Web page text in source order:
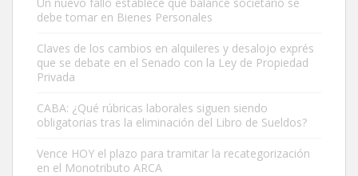
debe tomar en Bienes Personales
Claves de los cambios en alquileres y desalojo exprés
que se debate en el Senado con la Ley de Propiedad
Privada
CABA: ¿Qué rúbricas laborales siguen siendo
obligatorias tras la eliminación del Libro de Sueldos?
Vence HOY el plazo para tramitar la recategorización
en el Monotributo ARCA